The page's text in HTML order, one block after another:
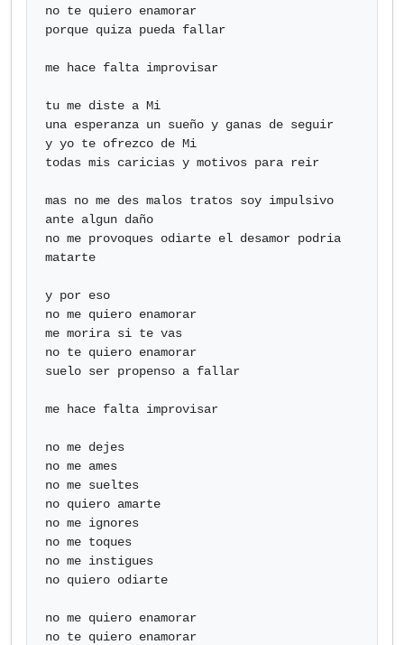
no te quiero enamorar
porque quiza pueda fallar
me hace falta improvisar
tu me diste a Mi
una esperanza un sueño y ganas de seguir
y yo te ofrezco de Mi
todas mis caricias y motivos para reir
mas no me des malos tratos soy impulsivo
ante algun daño
no me provoques odiarte el desamor podria
matarte
y por eso
no me quiero enamorar
me morira si te vas
no te quiero enamorar
suelo ser propenso a fallar
me hace falta improvisar
no me dejes
no me ames
no me sueltes
no quiero amarte
no me ignores
no me toques
no me instigues
no quiero odiarte
no me quiero enamorar
no te quiero enamorar